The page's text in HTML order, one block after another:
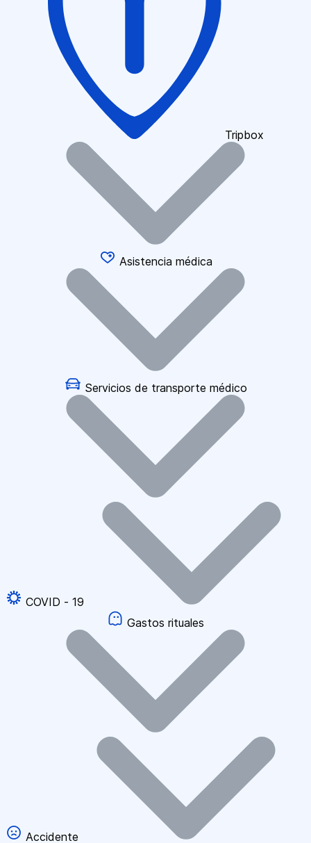
Tripbox
Asistencia médica
Servicios de transporte médico
COVID - 19
Gastos rituales
Accidente